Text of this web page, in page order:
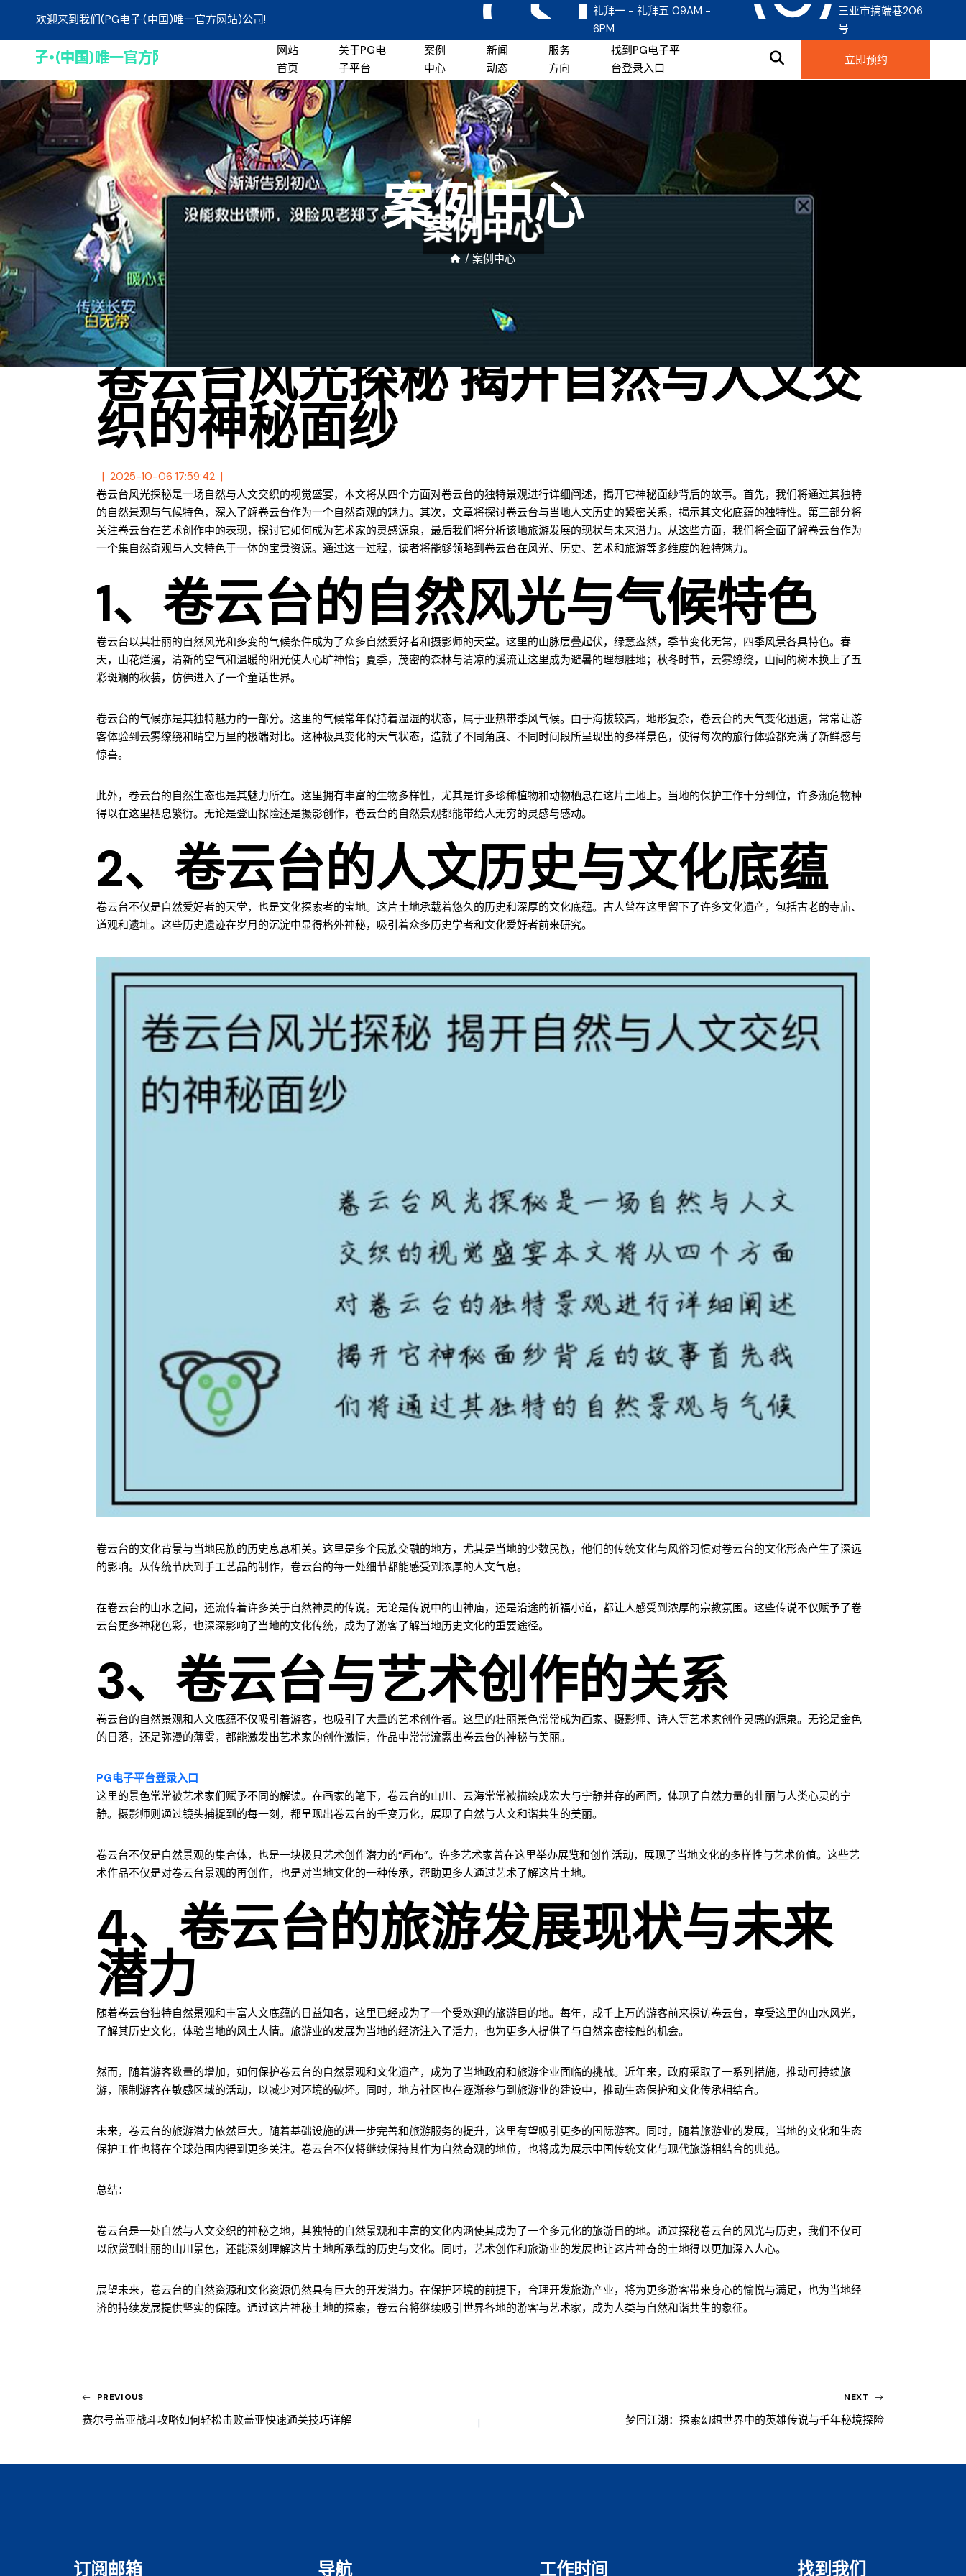
欢迎来到我们(PG电子·(中国)唯一官方网站)公司!
礼拜一 - 礼拜五 09AM -
6PM
三亚市搞端巷206
号
网站
首页
关于PG电
子平台
案例
中心
新闻
动态
服务
方向
找到PG电子平
台登录入口
立即预约
案例中心
/ 案例中心
卷云台风光探秘 揭开自然与人文交
织的神秘面纱
2025-10-06 17:59:42
卷云台风光探秘是一场自然与人文交织的视觉盛宴，本文将从四个方面对卷云台的独特景观进行详细阐述，揭开它神秘面纱背后的故事。首先，我们将通过其独特
的自然景观与气候特色，深入了解卷云台作为一个自然奇观的魅力。其次，文章将探讨卷云台与当地人文历史的紧密关系，揭示其文化底蕴的独特性。第三部分将
关注卷云台在艺术创作中的表现，探讨它如何成为艺术家的灵感源泉，最后我们将分析该地旅游发展的现状与未来潜力。从这些方面，我们将全面了解卷云台作为
一个集自然奇观与人文特色于一体的宝贵资源。通过这一过程，读者将能够领略到卷云台在风光、历史、艺术和旅游等多维度的独特魅力。
1、卷云台的自然风光与气候特色
卷云台以其壮丽的自然风光和多变的气候条件成为了众多自然爱好者和摄影师的天堂。这里的山脉层叠起伏，绿意盎然，季节变化无常，四季风景各具特色。春
天，山花烂漫，清新的空气和温暖的阳光使人心旷神怡；夏季，茂密的森林与清凉的溪流让这里成为避暑的理想胜地；秋冬时节，云雾缭绕，山间的树木换上了五
彩斑斓的秋装，仿佛进入了一个童话世界。
卷云台的气候亦是其独特魅力的一部分。这里的气候常年保持着温湿的状态，属于亚热带季风气候。由于海拔较高，地形复杂，卷云台的天气变化迅速，常常让游
客体验到云雾缭绕和晴空万里的极端对比。这种极具变化的天气状态，造就了不同角度、不同时间段所呈现出的多样景色，使得每次的旅行体验都充满了新鲜感与
惊喜。
此外，卷云台的自然生态也是其魅力所在。这里拥有丰富的生物多样性，尤其是许多珍稀植物和动物栖息在这片土地上。当地的保护工作十分到位，许多濒危物种
得以在这里栖息繁衍。无论是登山探险还是摄影创作，卷云台的自然景观都能带给人无穷的灵感与感动。
2、卷云台的人文历史与文化底蕴
卷云台不仅是自然爱好者的天堂，也是文化探索者的宝地。这片土地承载着悠久的历史和深厚的文化底蕴。古人曾在这里留下了许多文化遗产，包括古老的寺庙、
道观和遗址。这些历史遗迹在岁月的沉淀中显得格外神秘，吸引着众多历史学者和文化爱好者前来研究。
卷云台的文化背景与当地民族的历史息息相关。这里是多个民族交融的地方，尤其是当地的少数民族，他们的传统文化与风俗习惯对卷云台的文化形态产生了深远
的影响。从传统节庆到手工艺品的制作，卷云台的每一处细节都能感受到浓厚的人文气息。
在卷云台的山水之间，还流传着许多关于自然神灵的传说。无论是传说中的山神庙，还是沿途的祈福小道，都让人感受到浓厚的宗教氛围。这些传说不仅赋予了卷
云台更多神秘色彩，也深深影响了当地的文化传统，成为了游客了解当地历史文化的重要途径。
3、卷云台与艺术创作的关系
卷云台的自然景观和人文底蕴不仅吸引着游客，也吸引了大量的艺术创作者。这里的壮丽景色常常成为画家、摄影师、诗人等艺术家创作灵感的源泉。无论是金色
的日落，还是弥漫的薄雾，都能激发出艺术家的创作激情，作品中常常流露出卷云台的神秘与美丽。
PG电子平台登录入口
这里的景色常常被艺术家们赋予不同的解读。在画家的笔下，卷云台的山川、云海常常被描绘成宏大与宁静并存的画面，体现了自然力量的壮丽与人类心灵的宁
静。摄影师则通过镜头捕捉到的每一刻，都呈现出卷云台的千变万化，展现了自然与人文和谐共生的美丽。
卷云台不仅是自然景观的集合体，也是一块极具艺术创作潜力的“画布”。许多艺术家曾在这里举办展览和创作活动，展现了当地文化的多样性与艺术价值。这些艺
术作品不仅是对卷云台景观的再创作，也是对当地文化的一种传承，帮助更多人通过艺术了解这片土地。
4、卷云台的旅游发展现状与未来
潜力
随着卷云台独特自然景观和丰富人文底蕴的日益知名，这里已经成为了一个受欢迎的旅游目的地。每年，成千上万的游客前来探访卷云台，享受这里的山水风光，
了解其历史文化，体验当地的风土人情。旅游业的发展为当地的经济注入了活力，也为更多人提供了与自然亲密接触的机会。
然而，随着游客数量的增加，如何保护卷云台的自然景观和文化遗产，成为了当地政府和旅游企业面临的挑战。近年来，政府采取了一系列措施，推动可持续旅
游，限制游客在敏感区域的活动，以减少对环境的破坏。同时，地方社区也在逐渐参与到旅游业的建设中，推动生态保护和文化传承相结合。
未来，卷云台的旅游潜力依然巨大。随着基础设施的进一步完善和旅游服务的提升，这里有望吸引更多的国际游客。同时，随着旅游业的发展，当地的文化和生态
保护工作也将在全球范围内得到更多关注。卷云台不仅将继续保持其作为自然奇观的地位，也将成为展示中国传统文化与现代旅游相结合的典范。
总结：
卷云台是一处自然与人文交织的神秘之地，其独特的自然景观和丰富的文化内涵使其成为了一个多元化的旅游目的地。通过探秘卷云台的风光与历史，我们不仅可
以欣赏到壮丽的山川景色，还能深刻理解这片土地所承载的历史与文化。同时，艺术创作和旅游业的发展也让这片神奇的土地得以更加深入人心。
展望未来，卷云台的自然资源和文化资源仍然具有巨大的开发潜力。在保护环境的前提下，合理开发旅游产业，将为更多游客带来身心的愉悦与满足，也为当地经
济的持续发展提供坚实的保障。通过这片神秘土地的探索，卷云台将继续吸引世界各地的游客与艺术家，成为人类与自然和谐共生的象征。
PREVIOUS
赛尔号盖亚战斗攻略如何轻松击败盖亚快速通关技巧详解
NEXT
梦回江湖：探索幻想世界中的英雄传说与千年秘境探险
订阅邮箱 导航 工作时间 找到我们